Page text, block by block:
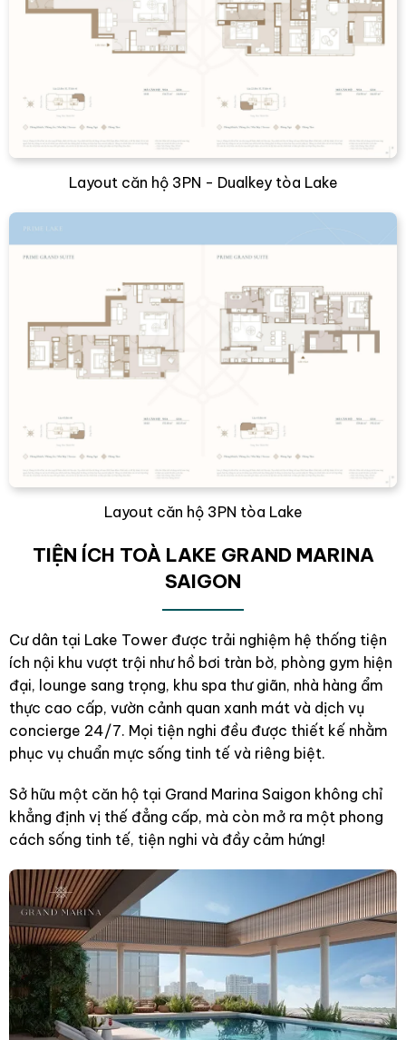
Layout căn hộ 3PN - Dualkey tòa Lake
Layout căn hộ 3PN tòa Lake
TIỆN ÍCH TOÀ LAKE GRAND MARINA
SAIGON
Cư dân tại Lake Tower được trải nghiệm hệ thống tiện
ích nội khu vượt trội như hồ bơi tràn bờ, phòng gym hiện
đại, lounge sang trọng, khu spa thư giãn, nhà hàng ẩm
thực cao cấp, vườn cảnh quan xanh mát và dịch vụ
concierge 24/7. Mọi tiện nghi đều được thiết kế nhằm
phục vụ chuẩn mực sống tinh tế và riêng biệt.
Sở hữu một căn hộ tại Grand Marina Saigon không chỉ
khẳng định vị thế đẳng cấp, mà còn mở ra một phong
cách sống tinh tế, tiện nghi và đầy cảm hứng!